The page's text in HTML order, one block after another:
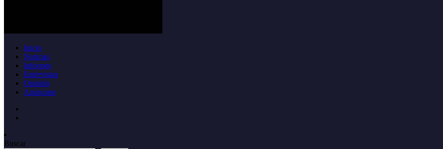
Inicio
Noticias
Informes
Entrevistas
Opinión
Anúnciate
Buscar